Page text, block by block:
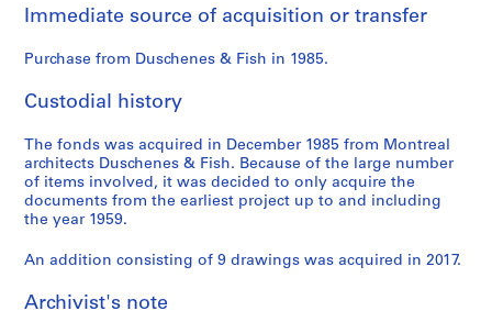
Immediate source of acquisition or transfer
Purchase from Duschenes & Fish in 1985.
Custodial history
The fonds was acquired in December 1985 from Montreal
architects Duschenes & Fish. Because of the large number
of items involved, it was decided to only acquire the
documents from the earliest project up to and including
the year 1959.
An addition consisting of 9 drawings was acquired in 2017.
Archivist's note